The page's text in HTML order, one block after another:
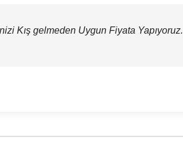
Kış gelmeden Uygun Fiyata Yapıyoruz.